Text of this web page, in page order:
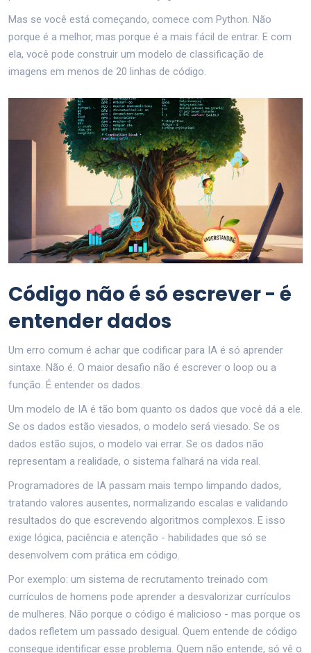
Mas se você está começando, comece com Python. Não
porque é a melhor, mas porque é a mais fácil de entrar. E com
ela, você pode construir um modelo de classificação de
imagens em menos de 20 linhas de código.
Código não é só escrever - é
entender dados
Um erro comum é achar que codificar para IA é só aprender
sintaxe. Não é. O maior desafio não é escrever o loop ou a
função. É entender os dados.
Um modelo de IA é tão bom quanto os dados que você dá a ele.
Se os dados estão viesados, o modelo será viesado. Se os
dados estão sujos, o modelo vai errar. Se os dados não
representam a realidade, o sistema falhará na vida real.
Programadores de IA passam mais tempo limpando dados,
tratando valores ausentes, normalizando escalas e validando
resultados do que escrevendo algoritmos complexos. E isso
exige lógica, paciência e atenção - habilidades que só se
desenvolvem com prática em código.
Por exemplo: um sistema de recrutamento treinado com
currículos de homens pode aprender a desvalorizar currículos
de mulheres. Não porque o código é malicioso - mas porque os
dados refletem um passado desigual. Quem entende de código
consegue identificar esse problema. Quem não entende, só vê o